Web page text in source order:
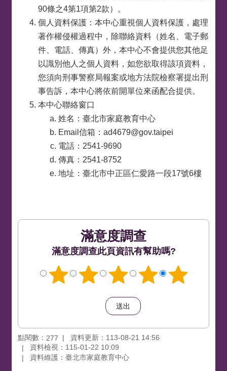
90條之4第1項第2款）。
個人資料保護：本中心重視個人資料保護，處理
著作權侵權過程中，除聯絡資料（姓名、電子郵
件、電話、傳真）外，本中心不會提供您其他足
以識別他人之個人資料，如您欲取得該項資料，
您須向刑事警察局報案或地方法院檢察署提出刑
事告訴，本中心將依前開單位來函配合提供。
本中心聯絡窗口
姓名：臺北市家庭教育中心
Email信箱：ad4679@gov.taipei
電話：2541-9690
傳真：2541-8752
地址：臺北市中正區仁愛路一段17號6樓
滿意度調查此頁資訊有幫助嗎?
點閱數： 277
資料更新：113-08-21 14:56
資料檢視：115-01-22 10:09
資料維護：臺北市家庭教育中心